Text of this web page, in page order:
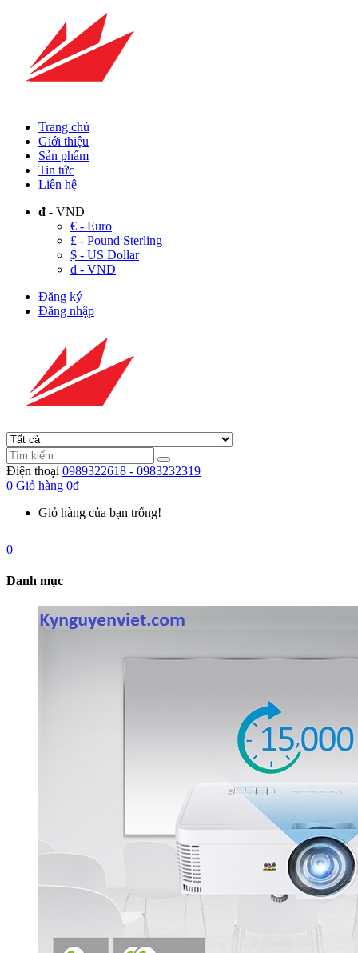
Trang chủ
Giới thiệu
Sản phẩm
Tin tức
Liên hệ
đ - VND
€ - Euro
£ - Pound Sterling
$ - US Dollar
đ - VND
Đăng ký
Đăng nhập
Điện thoại 0989322618 - 0983232319
0 Giỏ hàng 0đ
Giỏ hàng của bạn trống!
0
Danh mục